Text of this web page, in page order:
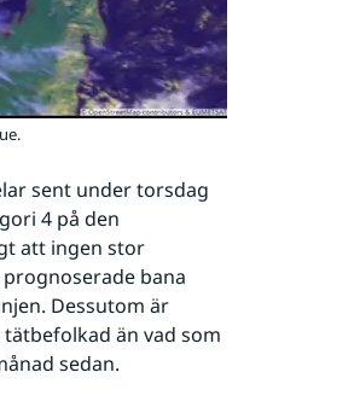
sent under torsdag
4 på den
att ingen stor
bana
Dessutom är
än vad som
sedan.